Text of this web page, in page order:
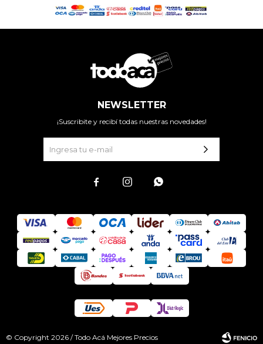
NEWSLETTER
¡Suscribite y recibí todas nuestras novedades!
  
© Copyright 2026 / Todo Acá Mejores Precios